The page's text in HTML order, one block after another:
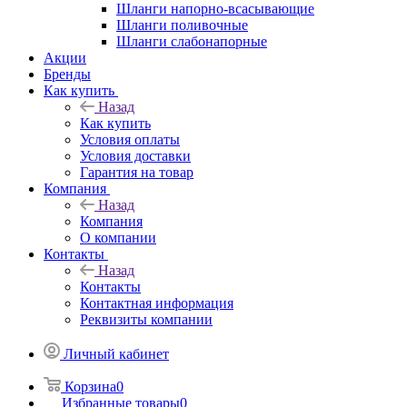
Шланги напорно-всасывающие
Шланги поливочные
Шланги слабонапорные
Акции
Бренды
Как купить
Назад
Как купить
Условия оплаты
Условия доставки
Гарантия на товар
Компания
Назад
Компания
О компании
Контакты
Назад
Контакты
Контактная информация
Реквизиты компании
Личный кабинет
Корзина0
Избранные товары0